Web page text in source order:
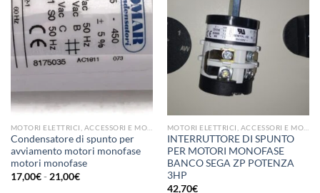
Aggiungi
alla lista
dei
desideri
Condensatore di spunto per
avviamento motori monofase
motori monofase
17,00€ - 21,00€Fascia
alla lista
dei
INTERRUTTORE DI SPUNTO
PER MOTORI MONOFASE
BANCO SEGA ZP POTENZA
3HP
42,70€